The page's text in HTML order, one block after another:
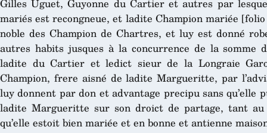
Gilles Uguet, Guyonne du Cartier et autres par
mariés est recongneue, et ladite Champion mariée
noble des Champion de Chartres, et luy est donné
autres habits jusques à la concurrence de la somme
ladite du Cartier et ledict sieur de la Longraie
Champion, frere aisné de ladite Margueritte, par
luy donnent par don et advantage precipu sans qu’elle
ladite Margueritte sur son droict de partage, tant au
qu’elle estoit bien mariée et en bonne et antienne